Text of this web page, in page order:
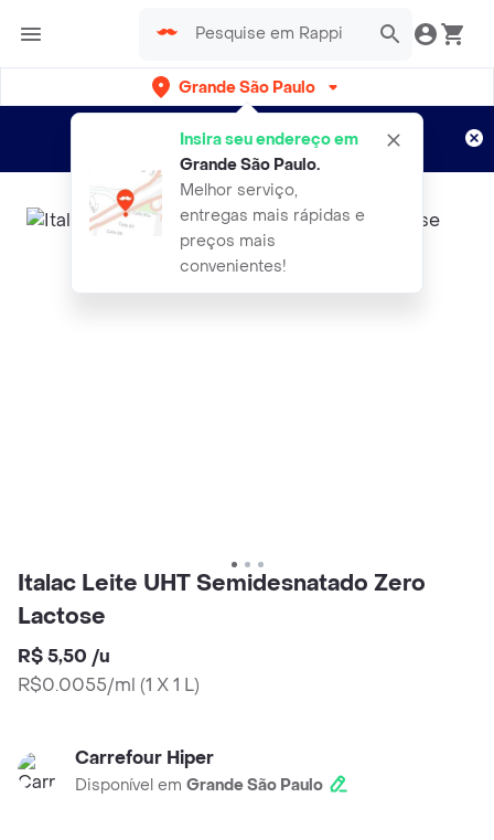
Grande São Paulo
Insira seu endereço em
Grande São Paulo.
Melhor serviço,
entregas mais rápidas e
preços mais
convenientes!
Entregas grátis por 15 dias!
Aplicam T&C
Italac Leite UHT Semidesnatado Zero
Lactose
R$ 5,50 /u
R$0.0055/ml (1 X 1 L)
Carrefour Hiper
Disponível em Grande São Paulo